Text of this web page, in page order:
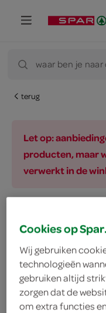
waar ben je naar
terug
Let op:
producten, maar
verwerkt in de
Cookies op
Wij gebruiken
technologieën
gebruiken altijd
zorgen dat de
om extra functies